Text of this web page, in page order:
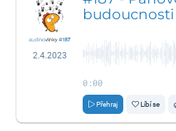
2.4.2023
budoucnosti
0:00
Přehraj Líbí se